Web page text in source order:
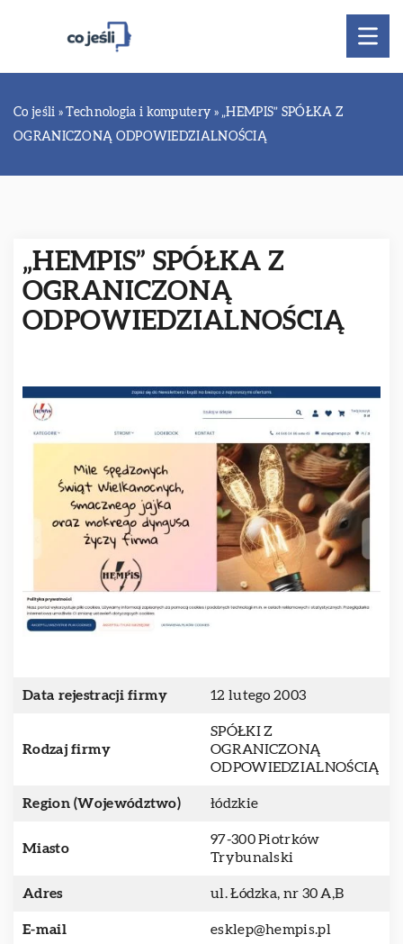
Co jeśli »Technologia i komputery » „HEMPIS” SPÓŁKA Z
OGRANICZONĄ ODPOWIEDZIALNOŚCIĄ
„HEMPIS” SPÓŁKA Z
OGRANICZONĄ
ODPOWIEDZIALNOŚCIĄ
Data rejestracji firmy 12 lutego 2003
Rodzaj firmy
SPÓŁKI Z
OGRANICZONĄ
ODPOWIEDZIALNOŚCIĄ
Region (Województwo) łódzkie
Miasto
97-300 Piotrków
Trybunalski
Adres ul. Łódzka, nr 30 A,B
E-mail esklep@hempis.pl